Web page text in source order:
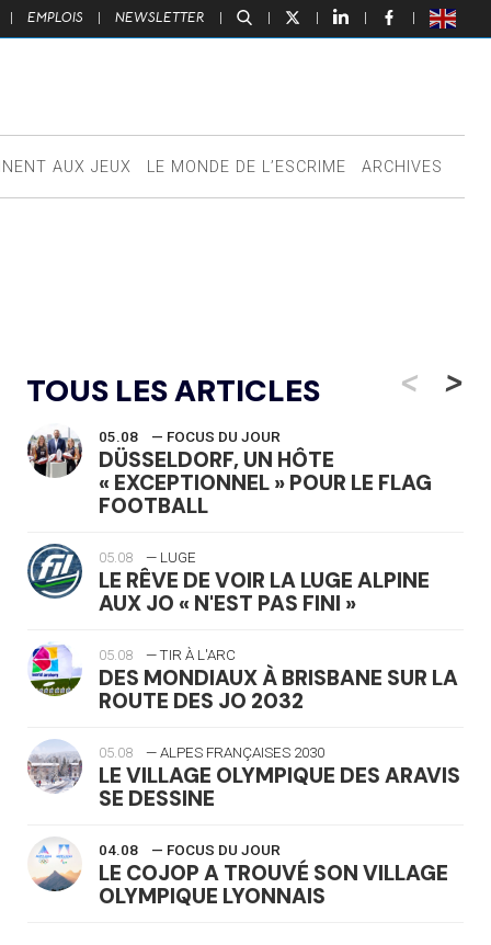
| EMPLOIS | NEWSLETTER | | | | |
AUX JEUX LE MONDE DE L’ESCRIME ARCHIVES
TOUS LES ARTICLES <
05.08 — FOCUS DU JOUR
DÜSSELDORF, UN HÔTE
« EXCEPTIONNEL » POUR LE FLAG
FOOTBALL
05.08 — LUGE
LE RÊVE DE VOIR LA LUGE ALPINE
AUX JO « N'EST PAS FINI »
05.08 — TIR À L'ARC
DES MONDIAUX À BRISBANE SUR LA
ROUTE DES JO 2032
05.08 — ALPES FRANÇAISES 2030
LE VILLAGE OLYMPIQUE DES ARAVIS
SE DESSINE
04.08 — FOCUS DU JOUR
LE COJOP A TROUVÉ SON VILLAGE
OLYMPIQUE LYONNAIS
>